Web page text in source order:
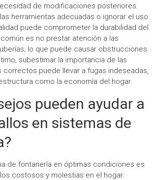
de modificaciones posteriores.
herramientas adecuadas o ignorar el uso
puede comprometer la durabilidad del
es no prestar atención a las
lo que puede causar obstrucciones
subestimar la importancia de las
correctos puede llevar a fugas indeseadas,
como la economía del hogar.
pueden ayudar a
en sistemas de
de fontanería en óptimas condiciones es
costosos y molestias en el hogar.